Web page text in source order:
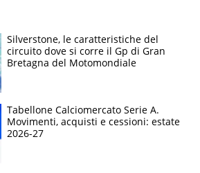
Silverstone, le caratteristiche del
circuito dove si corre il Gp di Gran
Bretagna del Motomondiale
Tabellone Calciomercato Serie A.
Movimenti, acquisti e cessioni: estate
2026-27